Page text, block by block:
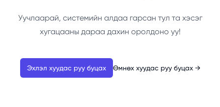
Уучлаарай, системийн алдаа гарсан тул та хэсэг
хугацааны дараа дахин оролдоно уу!
Эхлэл хуудас руу буцах Өмнөх хуудас руу буцах →